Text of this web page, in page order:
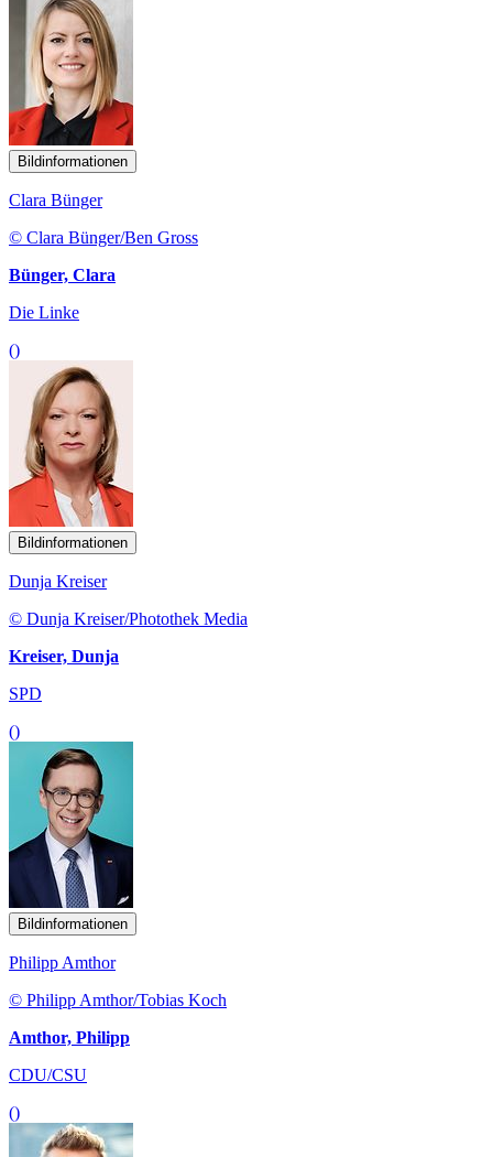
Bildinformationen
Clara Bünger
© Clara Bünger/Ben Gross
Bünger, Clara
Die Linke
()
Bildinformationen
Dunja Kreiser
© Dunja Kreiser/Photothek Media
Kreiser, Dunja
SPD
()
Bildinformationen
Philipp Amthor
© Philipp Amthor/Tobias Koch
Amthor, Philipp
CDU/CSU
()